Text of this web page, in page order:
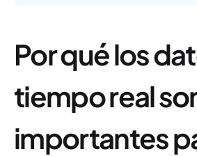
Por qué los
tiempo real
importantes